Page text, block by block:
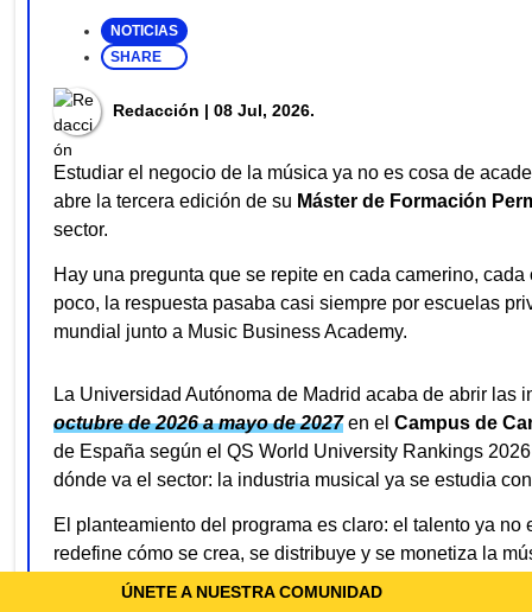
ÚNETE A NUESTRA COMUNIDAD
NOTICIAS
SHARE
Redacción | 08 Jul, 2026.
Estudiar el negocio de la música ya no es cosa de
abre la tercera edición de su Máster de Formación
sector.
Hay una pregunta que se repite en cada camerino,
poco, la respuesta pasaba casi siempre por escuelas
mundial junto a Music Business Academy.
La Universidad Autónoma de Madrid acaba de abrir
octubre de 2026 a mayo de 2027en el Campus de
de España según el QS World University Rankings
dónde va el sector: la industria musical ya se estudia
El planteamiento del programa es claro: el talento ya
redefine cómo se crea, se distribuye y se monetiza la
compañías discográficas y editoriales, management